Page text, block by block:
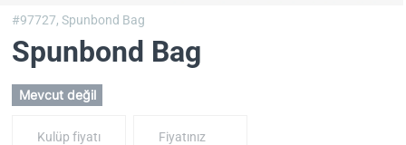
#97727,Spunbond Bag
Spunbond Bag
Mevcut değil
Kulüp fiyatı Fiyatınız